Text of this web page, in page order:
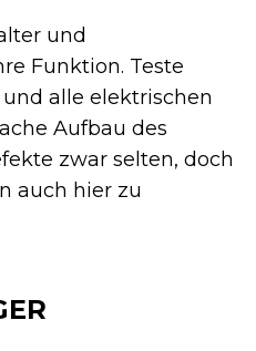
und
Funktion. Teste
alle elektrischen
Aufbau des
zwar selten, doch
auch hier zu